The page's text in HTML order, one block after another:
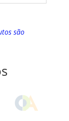
são